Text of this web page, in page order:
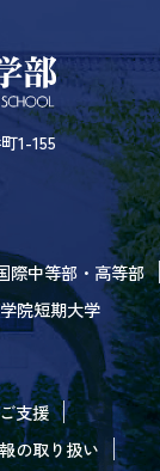
1-155
際中等部・高等部
院短期大学
支援
の取り扱い